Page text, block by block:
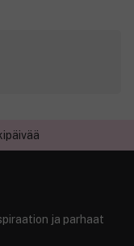
ja parhaat